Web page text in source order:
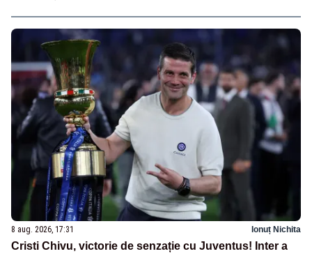
8 aug. 2026, 17:31 Ionuț Nichita
Cristi Chivu, victorie de senzație cu Juventus! Inter a